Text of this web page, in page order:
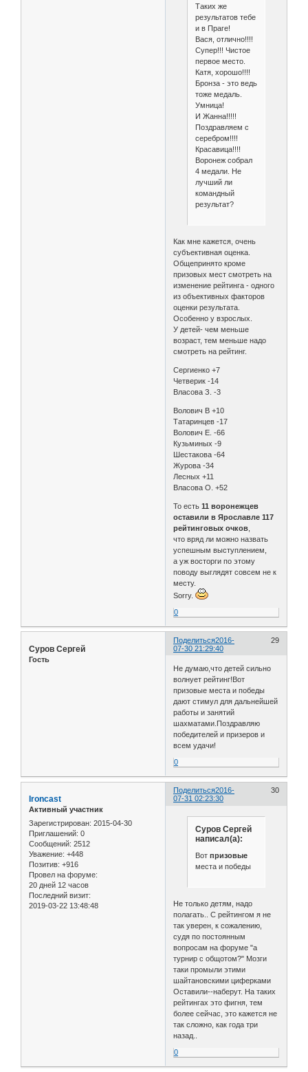
Таких же
результатов тебе
и в Праге!
Вася, отлично!!!!
Супер!!! Чистое
первое место.
Катя, хорошо!!!!
Бронза - это ведь
тоже медаль.
Умница!
И Жанна!!!!!
Поздравляем с
серебром!!!!
Красавица!!!!
Воронеж собрал
4 медали. Не
лучший ли
командный
результат?
Как мне кажется, очень
субъективная оценка.
Общепринято кроме
призовых мест смотреть на
изменение рейтинга - одного
из объективных факторов
оценки результата.
Особенно у взрослых.
У детей- чем меньше
возраст, тем меньше надо
смотреть на рейтинг.
Сергиенко +7
Четверик -14
Власова З. -3
Волович В +10
Татаринцев -17
Волович Е. -66
Кузьминых -9
Шестакова -64
Журова -34
Лесных +11
Власова О. +52
То есть11 воронежцев
оставили в Ярославле 117
рейтинговых очков
что вряд ли можно назвать
успешным выступлением,
а уж восторги по этому
поводу выглядят совсем не к
месту.
Sorry.
0
Поделиться 29
2016-
07-30 21:29:40
Cуров Сергей
Гость
Не думаю,что детей сильно
волнует рейтинг!Вот
призовые места и победы
дают стимул для дальнейшей
работы и занятий
шахматами.Поздравляю
победителей и призеров и
всем удачи!
0
Поделиться 30
2016-
07-31 02:23:30
Ironcast
Активный участник
Зарегистрирован: 2015-04-30
Приглашений: 0
Сообщений: 2512
Уважение: +448
Позитив: +916
Провел на форуме:
20 дней 12 часов
Последний визит:
2019-03-22 13:48:48
Cуров Сергей
написал(а):
Вот призовые
места и победы
Не только детям, надо
полагать.. С рейтингом я не
так уверен, к сожалению,
судя по постоянным
вопросам на форуме "а
турнир с общотом?" Мозги
таки промыли этими
шайтановскими циферками
Оставили--наберут. На таких
рейтингах это фигня, тем
более сейчас, это кажется не
так сложно, как года три
назад..
0